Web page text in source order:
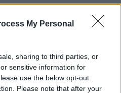
My Personal
sharing to third parties, or
sensitive information for
use the below opt-out
Please note that after your
varese
ARTICOLI DI